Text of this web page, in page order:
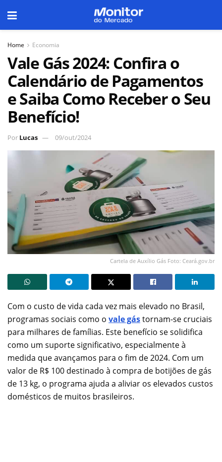
Home Economia
Vale Gás 2024: Confira o
Calendário de Pagamentos
e Saiba Como Receber o Seu
Benefício!
Por Lucas 09/out/2024
Cartela de Auxílio Gás Foto: Ceará.gov.br
Com o custo de vida cada vez mais elevado no Brasil,
programas sociais como o vale gástornam-se cruciais
para milhares de famílias. Este benefício se solidifica
como um suporte significativo, especialmente à
medida que avançamos para o fim de 2024. Com um
valor de R$ 100 destinado à compra de botijões de gás
de 13 kg, o programa ajuda a aliviar os elevados custos
domésticos de muitos brasileiros.